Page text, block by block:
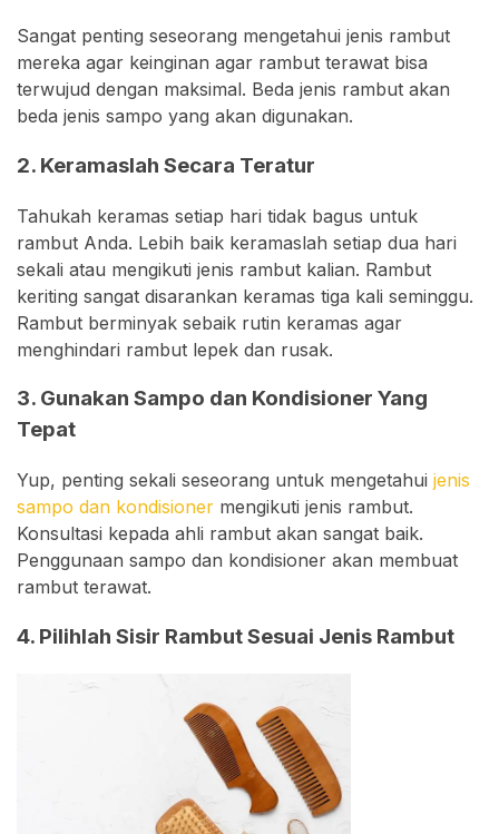
Sangat penting seseorang mengetahui jenis rambut
mereka agar keinginan agar rambut terawat bisa
terwujud dengan maksimal. Beda jenis rambut akan
beda jenis sampo yang akan digunakan.
2. Keramaslah Secara Teratur
Tahukah keramas setiap hari tidak bagus untuk
rambut Anda. Lebih baik keramaslah setiap dua hari
sekali atau mengikuti jenis rambut kalian. Rambut
keriting sangat disarankan keramas tiga kali seminggu.
Rambut berminyak sebaik rutin keramas agar
menghindari rambut lepek dan rusak.
3. Gunakan Sampo dan Kondisioner Yang
Tepat
Yup, penting sekali seseorang untuk mengetahui jenis
sampo dan kondisioner mengikuti jenis rambut.
Konsultasi kepada ahli rambut akan sangat baik.
Penggunaan sampo dan kondisioner akan membuat
rambut terawat.
4. Pilihlah Sisir Rambut Sesuai Jenis Rambut